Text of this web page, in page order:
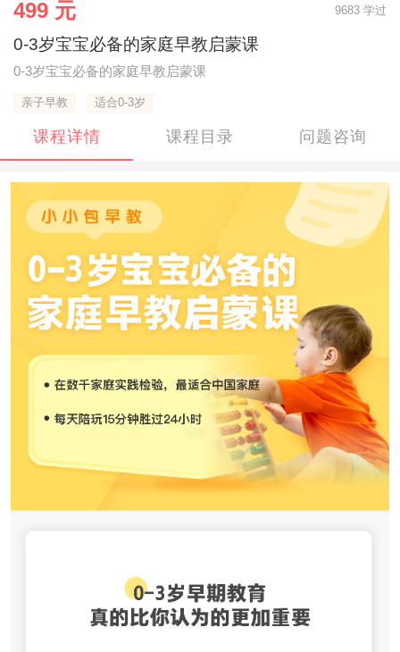
499 元 9683 学过
0-3岁宝宝必备的家庭早教启蒙课
0-3岁宝宝必备的家庭早教启蒙课
亲子早教 适合0-3岁
课程详情 课程目录 问题咨询